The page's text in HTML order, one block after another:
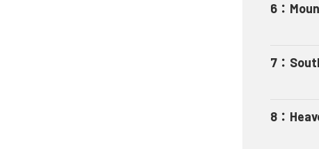
6 ：
7 ：
8 ：